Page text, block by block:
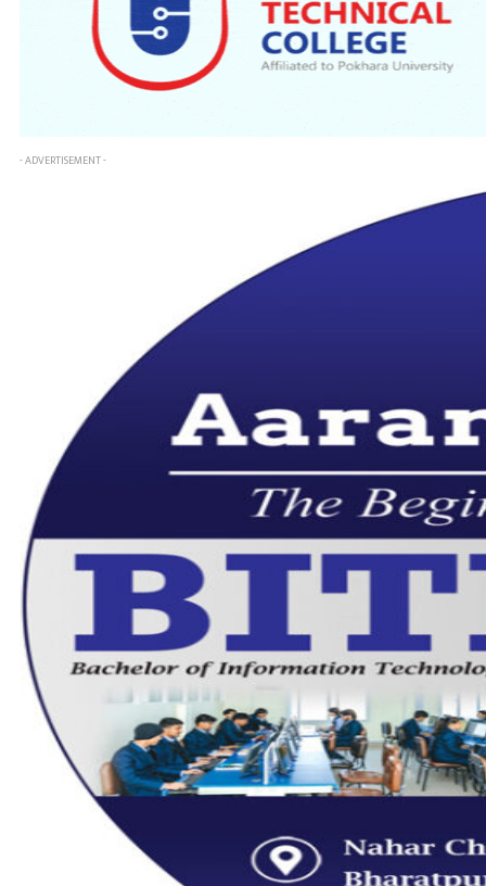
- ADVERTISEMENT -